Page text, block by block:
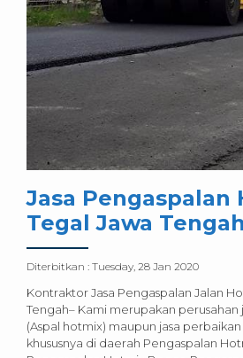
Jasa Pengaspalan
Tegal Jawa Tengah
Diterbitkan : Tuesday, 28 Jan 2020
Kontraktor Jasa Pengaspalan Jalan
Tengah– Kami merupakan perusahan
(Aspal hotmix) maupun jasa
khususnya di daerah Pengaspalan